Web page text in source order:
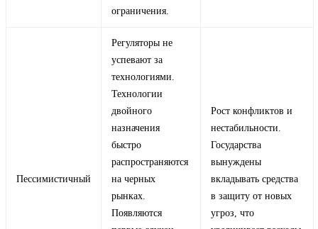
ограничения.
Пессимистичный
Регуляторы не
успевают за
технологиями.
Технологии
двойного
назначения
быстро
распространяются
на черных
рынках.
Появляются
Рост конфликтов и
нестабильности.
Государства
вынуждены
вкладывать средства
в защиту от новых
угроз, что